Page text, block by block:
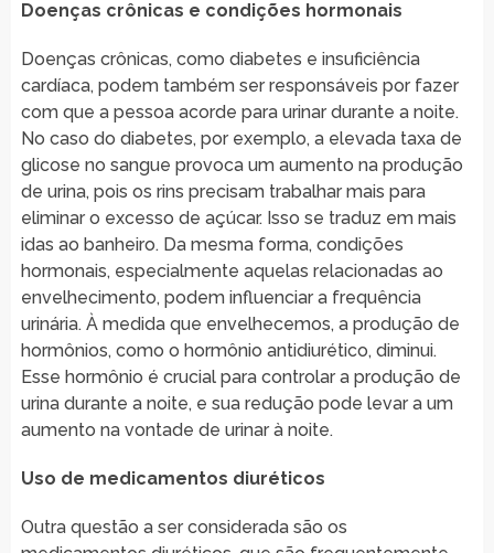
Doenças crônicas e condições hormonais
Doenças crônicas, como diabetes e insuficiência
cardíaca, podem também ser responsáveis por fazer
com que a pessoa acorde para urinar durante a noite.
No caso do diabetes, por exemplo, a elevada taxa de
glicose no sangue provoca um aumento na produção
de urina, pois os rins precisam trabalhar mais para
eliminar o excesso de açúcar. Isso se traduz em mais
idas ao banheiro. Da mesma forma, condições
hormonais, especialmente aquelas relacionadas ao
envelhecimento, podem influenciar a frequência
urinária. À medida que envelhecemos, a produção de
hormônios, como o hormônio antidiurético, diminui.
Esse hormônio é crucial para controlar a produção de
urina durante a noite, e sua redução pode levar a um
aumento na vontade de urinar à noite.
Uso de medicamentos diuréticos
Outra questão a ser considerada são os